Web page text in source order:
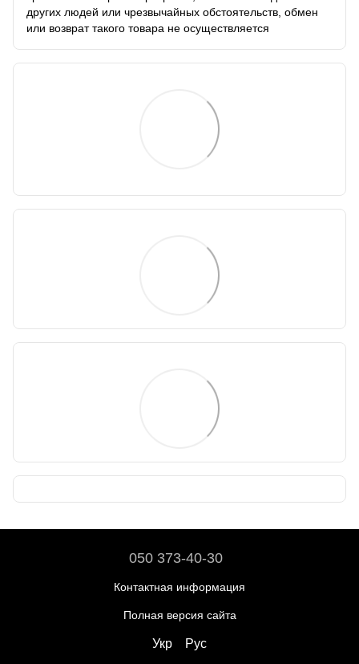
других людей или чрезвычайных обстоятельств, обмен
или возврат такого товара не осуществляется
050 373-40-30
Контактная информация
Полная версия сайта
Укр Рус